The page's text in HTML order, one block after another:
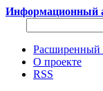
Информационный
Расширенный
О проекте
RSS